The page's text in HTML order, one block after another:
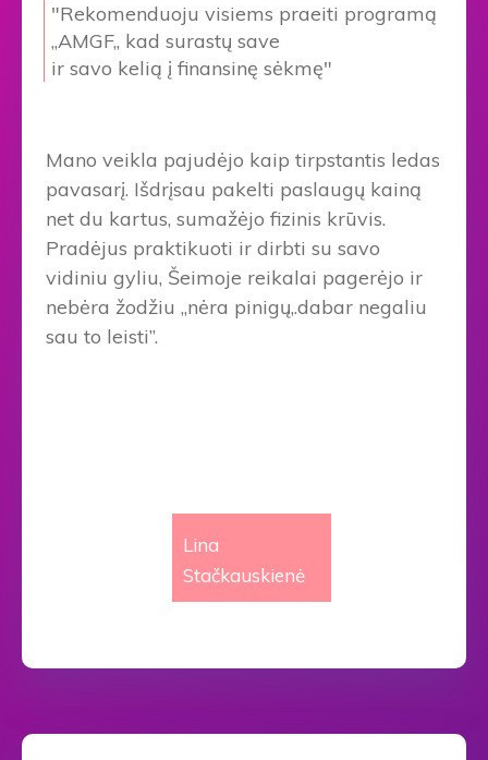
"Rekomenduoju visiems praeiti programą
,,AMGF,, kad surastų save
ir savo kelią į finansinę sėkmę"
Mano veikla pajudėjo kaip tirpstantis ledas
pavasarį. Išdrįsau pakelti paslaugų kainą
net du kartus, sumažėjo fizinis krūvis.
Pradėjus praktikuoti ir dirbti su savo
vidiniu gyliu, Šeimoje reikalai pagerėjo ir
nebėra žodžiu ,,nėra pinigų,.dabar negaliu
sau to leisti”.
Lina
Stačkauskienė